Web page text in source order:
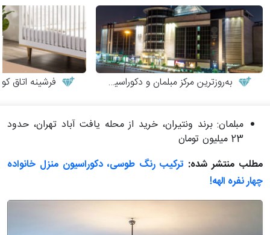
به‌روزترین مرکز مبلمان و دکوراسیون فرشینه اتاق
مبلمان: برند ونتیران، خرید از محله یافت آباد تهران، حدود
23 میلیون تومان
مطلب منتشر شده: ترکیب رنگ طوسی، دکوراسیون منزل خانواده
چهار نفره الهه!